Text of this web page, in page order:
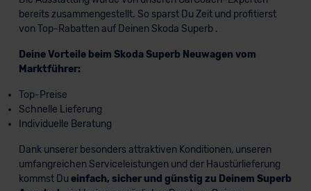
bereits zusammengestellt. So sparst Du Zeit und profitierst
von Top-Rabatten auf Deinen Skoda Superb .
Deine Vorteile beim Skoda Superb Neuwagen vom
Marktführer:
Top-Preise
Schnelle Lieferung
Individuelle Beratung
Dank unserer besonders attraktiven Konditionen, unseren
umfangreichen Serviceleistungen und der Haustürlieferung
kommst Du einfach, sicher und günstig zu Deinem Superb